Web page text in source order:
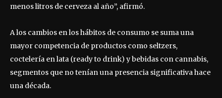
menos litros de cerveza al año”, afirmó.
A los cambios en los hábitos de consumo se suma una
mayor competencia de productos como seltzers,
coctelería en lata (ready to drink) y bebidas con cannabis,
segmentos que no tenían una presencia significativa hace
una década.